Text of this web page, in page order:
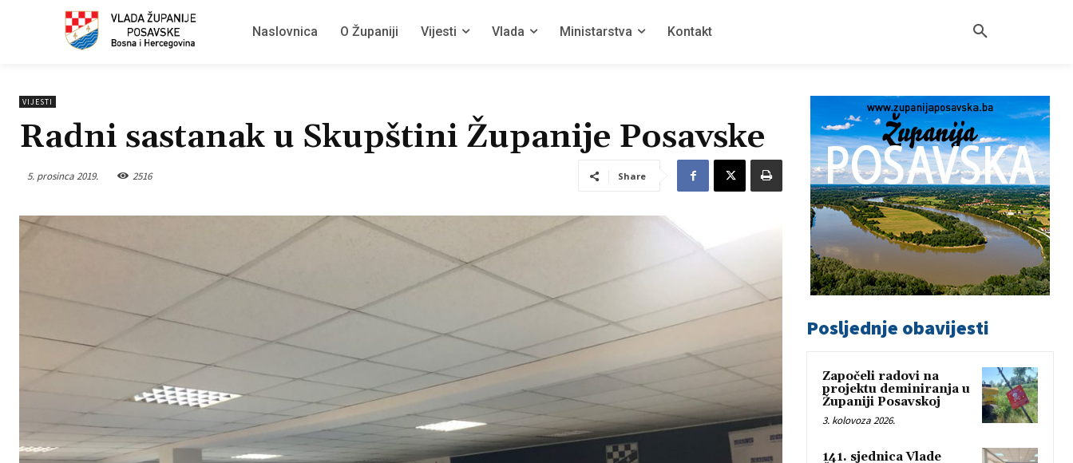
Naslovnica O Županiji Vijesti Vlada Ministarstva Kontakt
VIJESTI
Radni sastanak u Skupštini Županije Posavske
5. prosinca 2019. 2516 Share
Posljednje obavijesti
Započeli radovi na
projektu deminiranja u
Županiji Posavskoj
3. kolovoza 2026.
141. sjednica Vlade